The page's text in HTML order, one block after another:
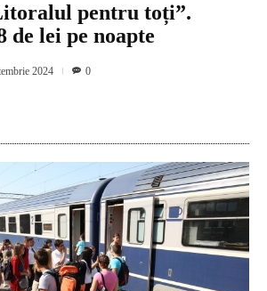
pentru toți”.
de lei pe noapte
2024 0